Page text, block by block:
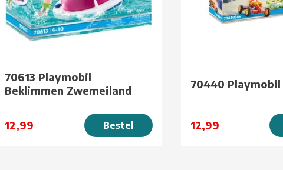
70613 Playmobil
Beklimmen Zwemeiland
12,99 Bestel
70440 Playmobil
12,99